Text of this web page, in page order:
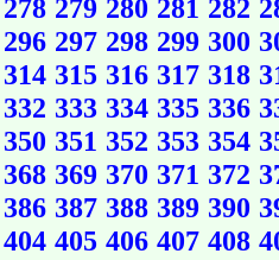
278 279 280 281 282
296 297 298 299 300
314 315 316 317 318
332 333 334 335 336
350 351 352 353 354
368 369 370 371 372
386 387 388 389 390
404 405 406 407 408